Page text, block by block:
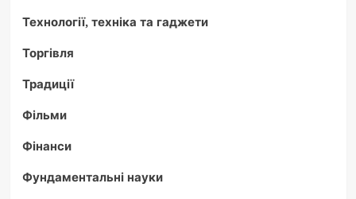
Технології, техніка та гаджети
Торгівля
Традиції
Фільми
Фінанси
Фундаментальні науки